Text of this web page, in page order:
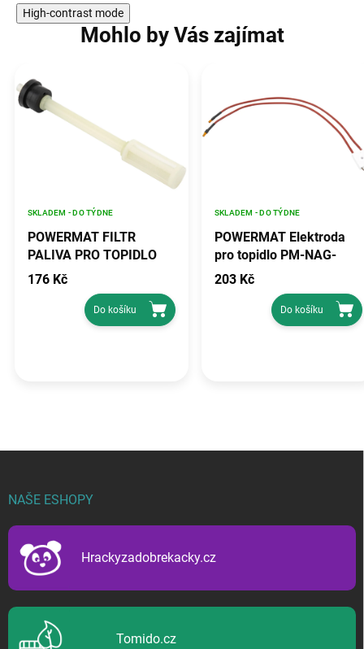
High-contrast mode
Mohlo by Vás zajímat
POWERMAT FILTR
PALIVA PRO TOPIDLO
PM-NAG-40SN-FIP
SKLADEM - DO TÝDNE
176 Kč
Do košíku
POWERMAT Elektroda
pro topidlo PM-NAG-
65SN-ELN
SKLADEM - DO TÝDNE
203 Kč
Do košíku
NAŠE ESHOPY
Hrackyzadobrekacky.cz
Tomido.cz